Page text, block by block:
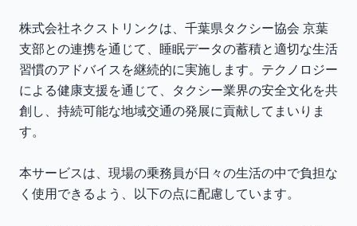
株式会社ネクストリンクは、千葉県タクシー協会 京葉
支部との連携を通じて、睡眠データの蓄積と適切な生活
習慣のアドバイスを継続的に実施します。テクノロジー
による健康支援を通じて、タクシー業界の安全文化を共
創し、持続可能な地域交通の発展に貢献してまいりま
す。
本サービスは、現場の乗務員が日々の生活の中で負担な
く使用できるよう、以下の点に配慮しています。